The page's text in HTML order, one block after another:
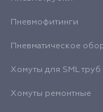
Пневмофитинги
Пневматическое
Хомуты для SML труб
Хомуты ремонтные